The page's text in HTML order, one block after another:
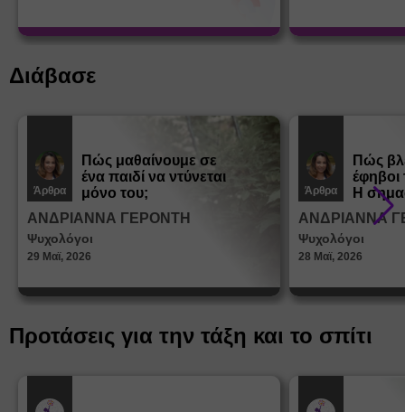
Διάβασε
Άρθρα
Πώς μαθαίνουμε σε
ένα παιδί να ντύνεται
μόνο του;
ΑΝΔΡΙΑΝΝΑ ΓΕΡΟΝΤΗ
Ψυχολόγοι
29 Μαϊ, 2026
Άρθρα
Πώς
Η
στη
ΑΝΔΡΙΑΝΝΑ
Ψυχολόγοι
28 Μαϊ, 2026
Προτάσεις για την τάξη και το σπίτι